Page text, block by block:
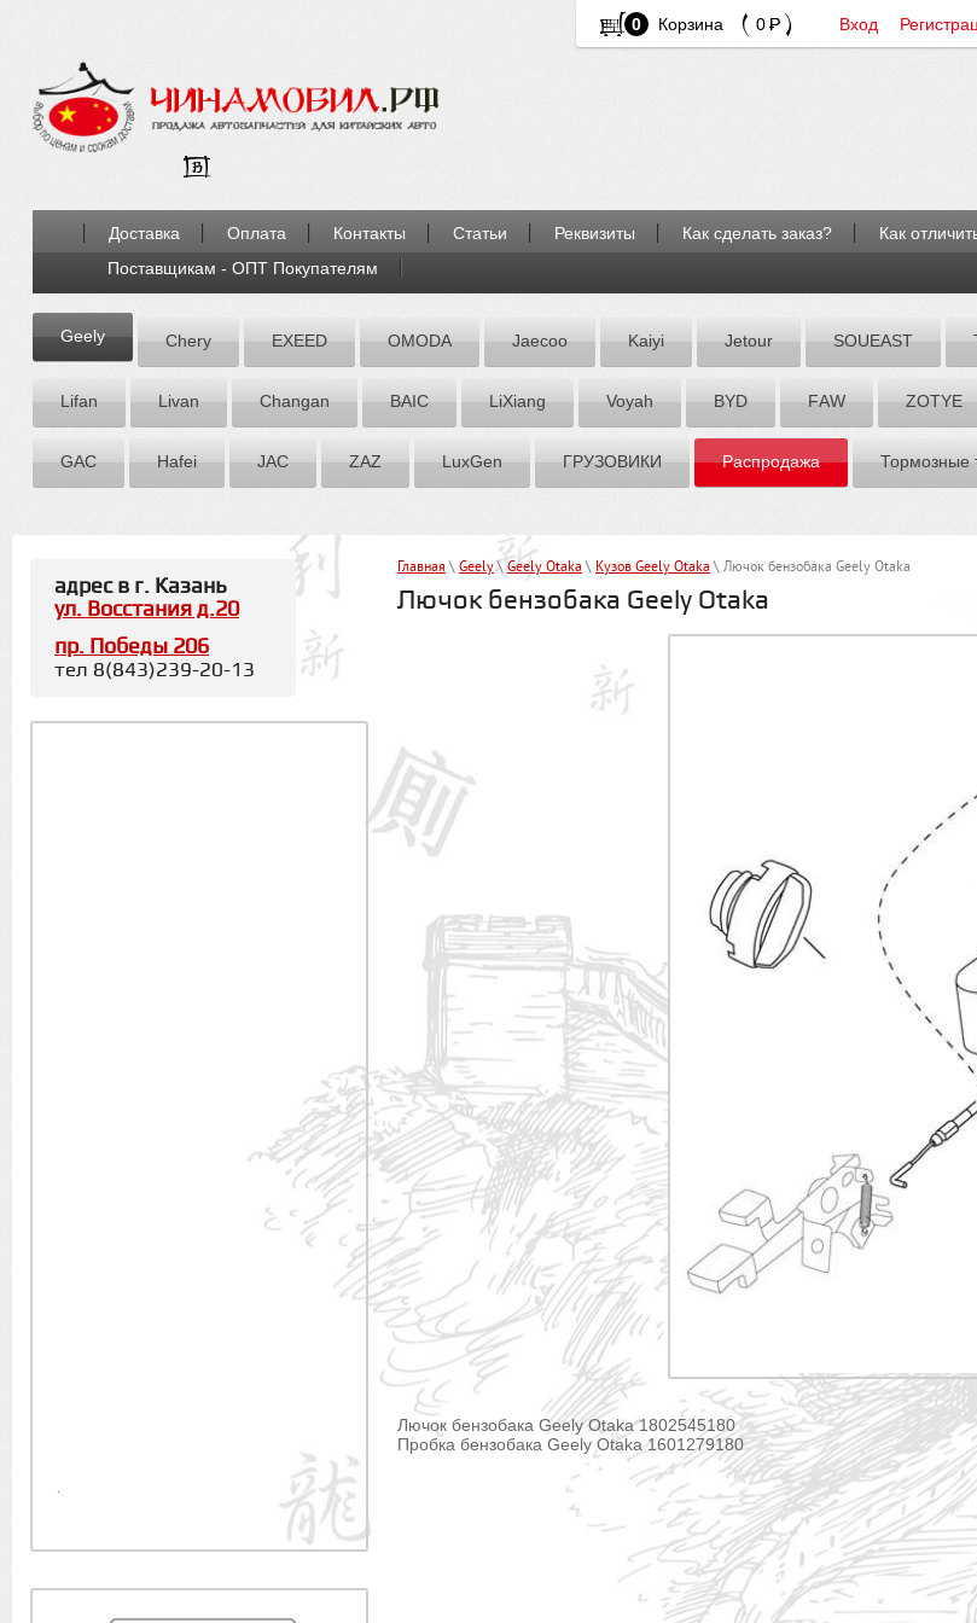
0 Корзина 0 Вход
Доставка Оплата Контакты Статьи Реквизиты Как сделать заказ?
Как
Поставщикам - ОПТ Покупателям
Geely Chery EXEED OMODA Jaecoo Kaiyi Jetour SOUEAST
Lifan Livan Chаngаn BAIC LiXiang Voyah BYD FАW ZOTYE
GAC Hafei JAC ZАZ LuxGen ГРУЗОВИКИ Распродажа Тормозные
Главная \ Geely\ Geely Otaka \ Кузов Geely Otaka \ Лючок бензобака Geely Otaka
Лючок бензобака Geely Otaka
Лючок бензобака Geely Otaka 1802545180
Пробка бензобака Geely Otaka 1601279180
адрес в г. Казань
ул. Восстания д.20
пр. Победы 206
тел 8(843)239-20-13
.